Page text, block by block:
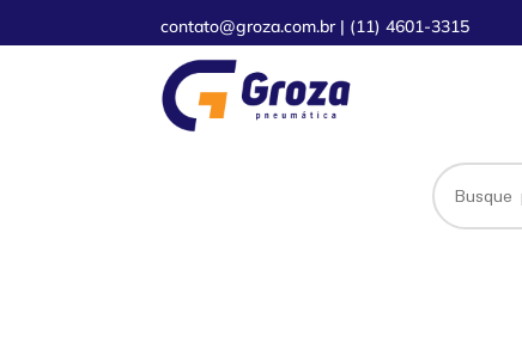
contato@groza.com.br | (11) 4601-3315